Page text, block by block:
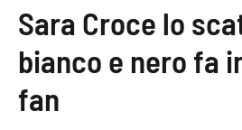
Sara Croce lo
bianco e nero fa
fan